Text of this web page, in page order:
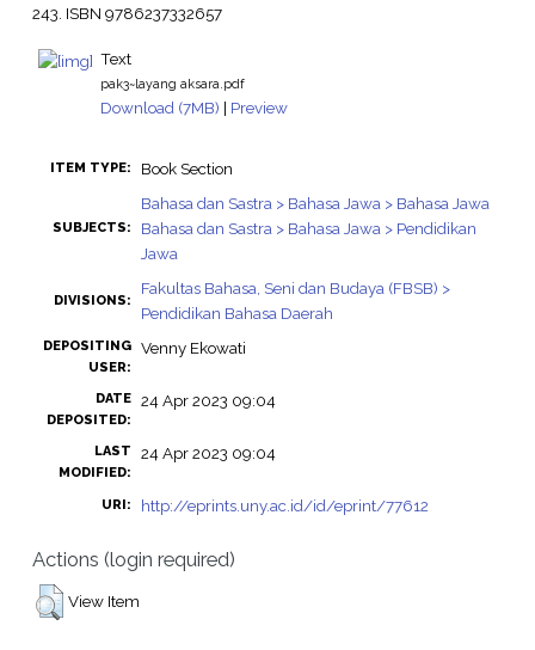
243. ISBN 9786237332657
Text
pak3~layang aksara.pdf
Download (7MB) | Preview
ITEM TYPE: Book Section
SUBJECTS:
Bahasa dan Sastra > Bahasa Jawa > Bahasa Jawa
Bahasa dan Sastra > Bahasa Jawa > Pendidikan
Jawa
DIVISIONS:
Fakultas Bahasa, Seni dan Budaya (FBSB) >
Pendidikan Bahasa Daerah
DEPOSITING
USER:
Venny Ekowati
DATE
DEPOSITED:
24 Apr 2023 09:04
LAST
MODIFIED:
24 Apr 2023 09:04
URI: http://eprints.uny.ac.id/id/eprint/77612
Actions (login required)
View Item